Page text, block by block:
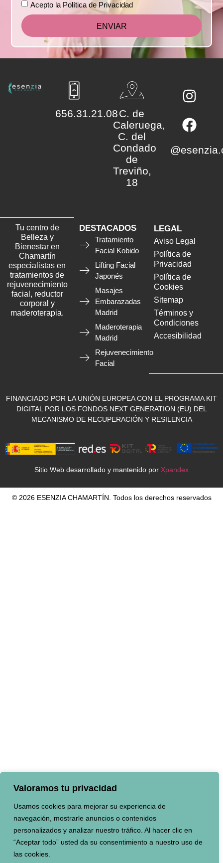
Valoramos tu privacidad
Usamos cookies para mejorar su experiencia de
navegación, mostrarle anuncios o contenidos
personalizados y analizar nuestro tráfico. Al hacer clic en
“Aceptar todo” usted da su consentimiento a nuestro uso de
las cookies.
Acepto la Política de Privacidad
ENVIAR
656.31.21.08C. de
Caleruega,
C. del
Condado
de
Treviño,
18
Tu centro de
Belleza y
Bienestar en
Chamartín
especialistas en
tratamientos de
rejuvenecimiento
facial, reductor
corporal y
maderoterapia.
DESTACADOS
Tratamiento
Facial Kobido
Lifting Facial
Japonés
Masajes
Embarazadas
Madrid
Maderoterapia
Madrid
Rejuvenecimiento
Facial
LEGAL
Aviso Legal
Política de
Privacidad
Política de
Cookies
Sitemap
Términos y
Condiciones
Accesibilidad
FINANCIADO POR LA UNIÓN EUROPEA CON EL PROGRAMA KIT
DIGITAL POR LOS FONDOS NEXT GENERATION (EU) DEL
MECANISMO DE RECUPERACIÓN Y RESILENCIA
Sitio Web desarrollado y mantenido por Xpandex
© 2026 ESENZIA CHAMARTÍN. Todos los derechos reservados